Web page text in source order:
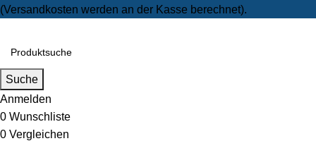
(Versandkosten werden an der Kasse berechnet).
Suche
Anmelden
0 Wunschliste
0 Vergleichen